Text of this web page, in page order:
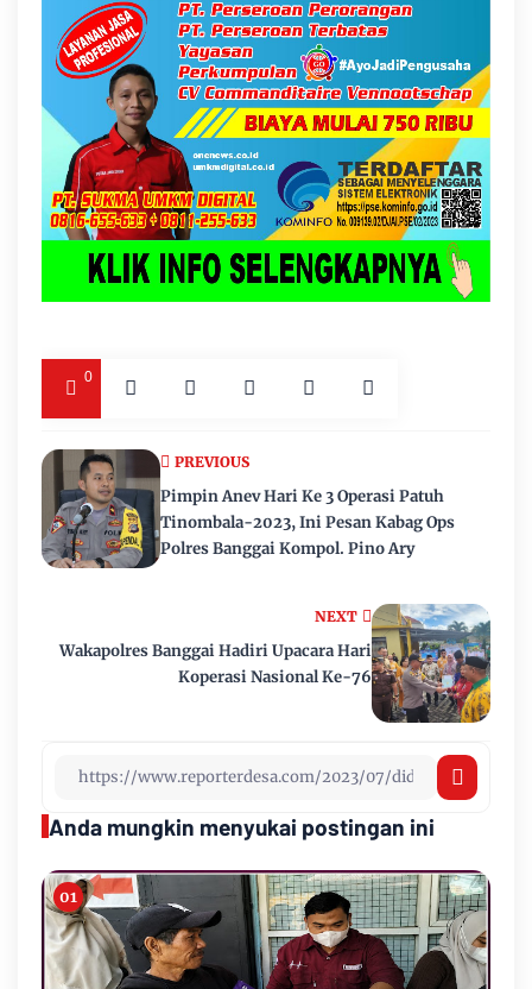
0
NEXT
Wakapolres Banggai Hadiri Upacara Hari
Koperasi Nasional Ke-76
PREVIOUS
Pimpin Anev Hari Ke 3 Operasi Patuh
Tinombala-2023, Ini Pesan Kabag Ops
Polres Banggai Kompol. Pino Ary
Anda mungkin menyukai postingan ini